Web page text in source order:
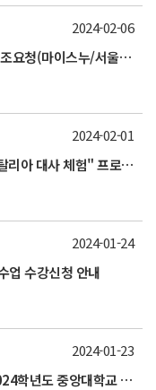
2024년 2월 졸업생 대상 취업통계조사 협조요청(마이스누/서울대학교App 설문조사 참여안내)
2024-02-06
주한 이탈리아 대사관 주관 "일일 주한 이탈리아 대사 체험" 프로그램 홍보
2024-02-01
업 수강신청 안내
2024-01-24
[혁신융합대학사업 차세대반도체분야] 2024학년도 중앙대학교 1학기 교류 수학 안내
2024-01-23